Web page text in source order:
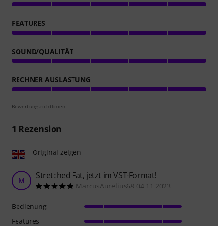
FEATURES
SOUND/QUALITÄT
RECHNER AUSLASTUNG
Bewertungsrichtlinien
1 Rezension
Original zeigen
M Stretched Fat, jetzt im VST-Format!
MarcusAurelius68 04.11.2023
Bedienung
Features